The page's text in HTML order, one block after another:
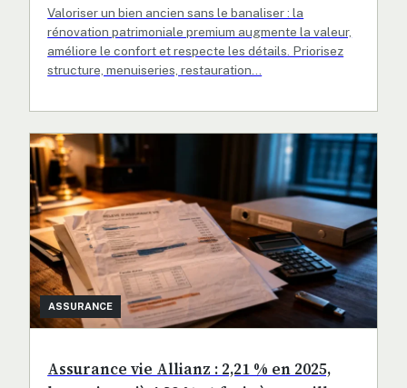
Valoriser un bien ancien sans le banaliser : la
rénovation patrimoniale premium augmente la valeur,
améliore le confort et respecte les détails. Priorisez
structure, menuiseries, restauration…
ASSURANCE
Assurance vie Allianz : 2,21 % en 2025,